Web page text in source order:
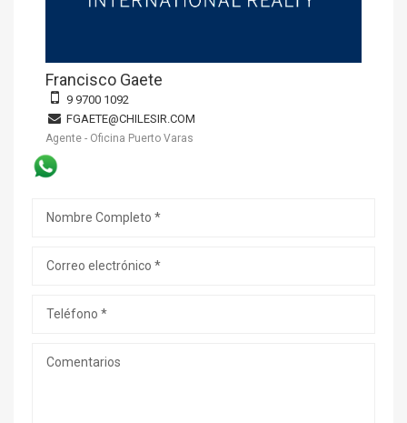
Francisco Gaete
9 9700 1092
FGAETE@CHILESIR.COM
Agente - Oficina Puerto Varas